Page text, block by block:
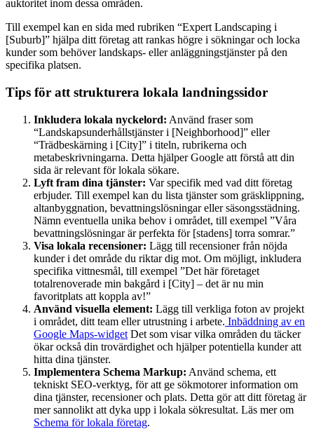
auktoritet inom dessa områden.
Till exempel kan en sida med rubriken “Expert Landscaping i
[Suburb]” hjälpa ditt företag att rankas högre i sökningar och locka
kunder som behöver landskaps- eller anläggningstjänster på den
specifika platsen.
Tips för att strukturera lokala landningssidor
Inkludera lokala nyckelord: Använd fraser som
“Landskapsunderhållstjänster i [Neighborhood]” eller
“Trädbeskärning i [City]” i titeln, rubrikerna och
metabeskrivningarna. Detta hjälper Google att förstå att din
sida är relevant för lokala sökare.
Lyft fram dina tjänster: Var specifik med vad ditt företag
erbjuder. Till exempel kan du lista tjänster som gräsklippning,
altanbyggnation, bevattningslösningar eller säsongsstädning.
Nämn eventuella unika behov i området, till exempel ”Våra
bevattningslösningar är perfekta för [stadens] torra somrar.”
Visa lokala recensioner: Lägg till recensioner från nöjda
kunder i det område du riktar dig mot. Om möjligt, inkludera
specifika vittnesmål, till exempel ”Det här företaget
totalrenoverade min bakgård i [City] – det är nu min
favoritplats att koppla av!”
Använd visuella element: Lägg till verkliga foton av projekt
i området, ditt team eller utrustning i arbete. Inbäddning av en
Google Maps-widget Det som visar vilka områden du täcker
ökar också din trovärdighet och hjälper potentiella kunder att
hitta dina tjänster.
Implementera Schema Markup: Använd schema, ett
tekniskt SEO-verktyg, för att ge sökmotorer information om
dina tjänster, recensioner och plats. Detta gör att ditt företag är
mer sannolikt att dyka upp i lokala sökresultat. Läs mer om
Schema för lokala företag.